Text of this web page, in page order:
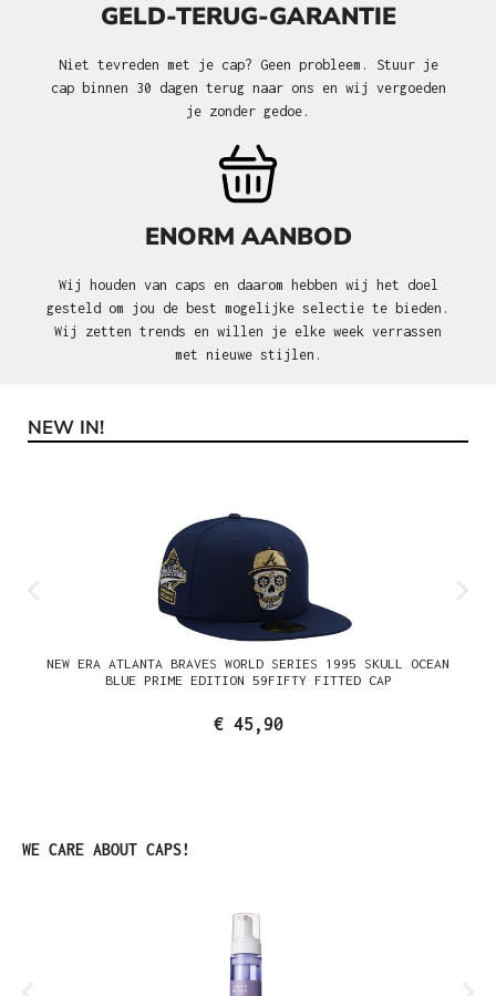
GELD-TERUG-GARANTIE
Niet tevreden met je cap? Geen probleem. Stuur je
cap binnen 30 dagen terug naar ons en wij vergoeden
je zonder gedoe.
ENORM AANBOD
Wij houden van caps en daarom hebben wij het doel
gesteld om jou de best mogelijke selectie te bieden.
Wij zetten trends en willen je elke week verrassen
met nieuwe stijlen.
Productgalerij overslaan
NEW IN!
NEW ERA ATLANTA BRAVES WORLD SERIES 1995 SKULL OCEAN
BLUE PRIME EDITION 59FIFTY FITTED CAP
€ 45,90
Productgalerij overslaan
WE CARE ABOUT CAPS!